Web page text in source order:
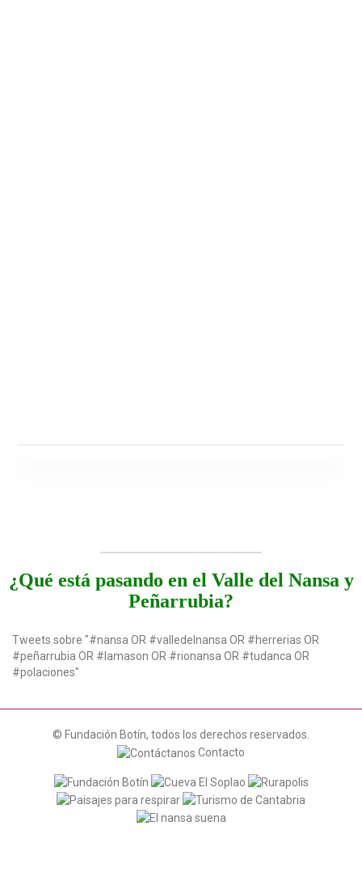
¿Qué está pasando en el Valle del Nansa y
Peñarrubia?
Tweets sobre "#nansa OR #valledelnansa OR #herrerias OR
#peñarrubia OR #lamason OR #rionansa OR #tudanca OR
#polaciones"
© Fundación Botín, todos los derechos reservados.
Contacto